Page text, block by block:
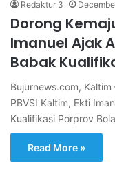
Redaktur 3
Dorong
Imanuel Ajak
Babak
Bujurnews.com, Kaltim
PBVSI Kaltim, Ekti
Kualifikasi Porprov
Read More »